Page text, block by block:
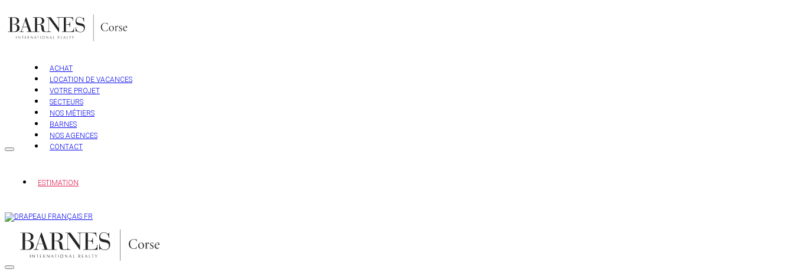
au
contenu
ACHAT
LOCATION DE VACANCES
VOTRE PROJET
SECTEURS
NOS MÉTIERS
BARNES
NOS AGENCES
CONTACT
ESTIMATION
FR